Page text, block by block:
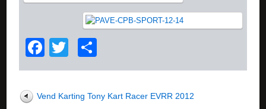
Facebook
Twitter
Vend Karting Tony Kart Racer EVRR 2012